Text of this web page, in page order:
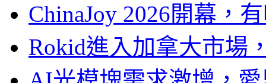
ChinaJoy 2026開幕，
Rokid進入加拿大市場